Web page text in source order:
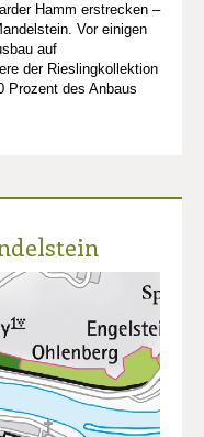
Hamm erstrecken –
Vor einigen
auf
der Rieslingkollektion
Prozent des Anbaus